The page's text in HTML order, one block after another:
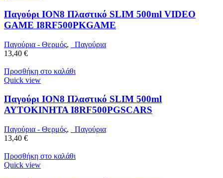
Παγούρι ION8 Πλαστικό SLIM 500ml VIDEO
GAME I8RF500PKGAME
Παγούρια - Θερμός,
Παγούρια
13,40 €
Προσθήκη στο καλάθι
Quick view
Παγούρι ION8 Πλαστικό SLIM 500ml
ΑΥΤΟΚΙΝΗΤΑ I8RF500PGSCARS
Παγούρια - Θερμός,
Παγούρια
13,40 €
Προσθήκη στο καλάθι
Quick view